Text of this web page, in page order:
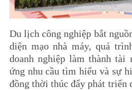
Du lịch công nghiệp bắt
diện mạo nhà máy, quá
doanh nghiệp làm thành tài
ứng nhu cầu tìm hiểu và sự
đồng thời thúc đẩy phát triển